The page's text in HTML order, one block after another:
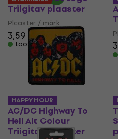
Triigitav plaaster
Plaaster / märk
3,59 €
Laos olemas
AC/DC Highway To
Hell Alt Colour
Triigitav plaaster
HAPPY HOUR